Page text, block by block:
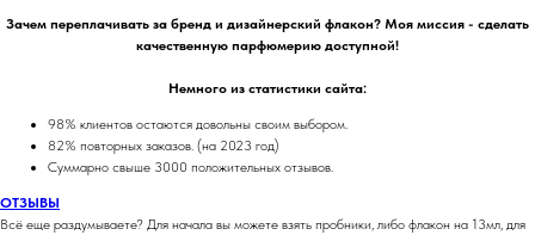
Зачем переплачивать за бренд и дизайнерский флакон? Моя миссия - сделать
качественную парфюмерию доступной!
Немного из статистики сайта:
98% клиентов остаются довольны своим выбором.
82% повторных заказов. (на 2023 год)
Суммарно свыше 3000 положительных отзывов.
ОТЗЫВЫ
Всё еще раздумываете? Для начала вы можете взять пробники, либо флакон на 13мл, для